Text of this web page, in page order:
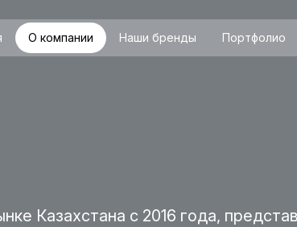
О компании Наши бренды Портфолио
Казахстана с 2016 года,